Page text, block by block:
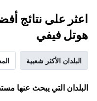
اعثر على نتائج
هوتل فيفي
البلدان الأكثر شعبية
البلدان التي يبحث عنها